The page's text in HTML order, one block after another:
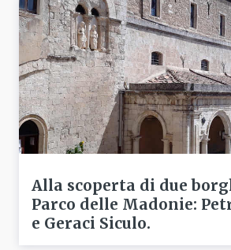
Alla scoperta di due
Parco delle Madonie:
e Geraci Siculo.